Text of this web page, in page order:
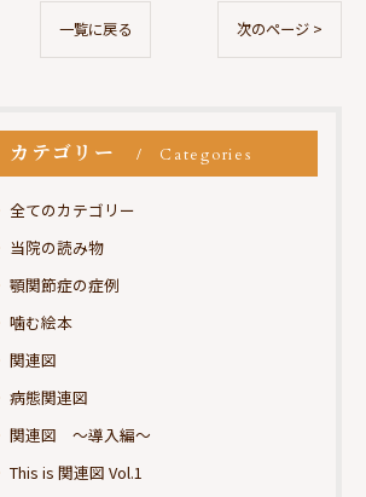
一覧に戻る 次のページ >
カテゴリー Categories
全てのカテゴリー
当院の読み物
顎関節症の症例
噛む絵本
関連図
病態関連図
関連図 ～導入編～
This is 関連図 Vol.1